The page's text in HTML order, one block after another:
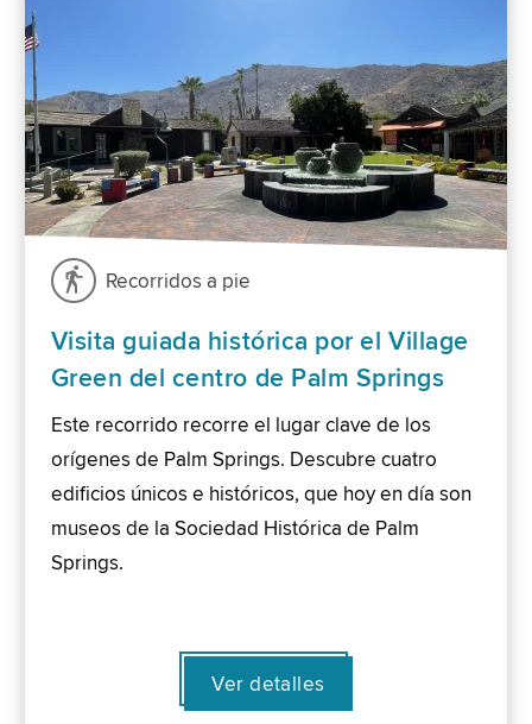
Recorridos a pie
Visita guiada histórica por el Village
Green del centro de Palm Springs
Este recorrido recorre el lugar clave de los
orígenes de Palm Springs. Descubre cuatro
edificios únicos e históricos, que hoy en día son
museos de la Sociedad Histórica de Palm
Springs.
Ver detalles